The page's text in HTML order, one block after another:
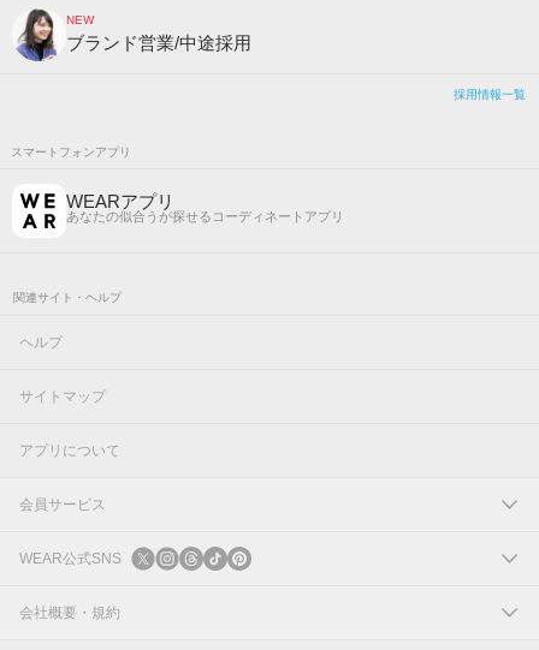
NEW
ブランド営業/中途採用
採用情報一覧
スマートフォンアプリ
WEARアプリ
あなたの似合うが探せるコーディネートアプリ
関連サイト・ヘルプ
ヘルプ
サイトマップ
アプリについて
会員サービス
ログイン
新規会員登録
WEAR公式SNS
X
会社概要・規約